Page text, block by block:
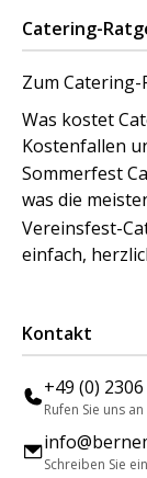
Catering-
Zum
Was kostet
Kostenfallen
Sommerfest
was die
Vereinsfest-
einfach,
Kontakt
+49 (0)
Rufen Sie uns an
Schreiben Sie